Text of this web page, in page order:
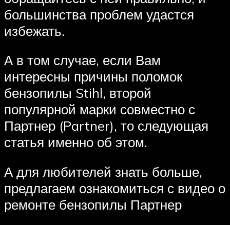
большинства проблем удастся
избежать.
А в том случае, если Вам
интересны причины поломок
бензопилы Stihl, второй
популярной марки совместно с
Партнер (Partner), то следующая
статья именно об этом.
А для любителей знать больше,
предлагаем ознакомиться с видео о
ремонте бензопилы Партнер